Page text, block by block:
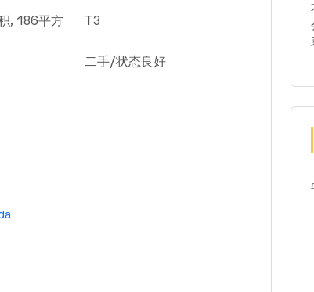
, 186平方
T3
二手/状态良好